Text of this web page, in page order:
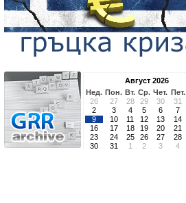
Август 2026
Нед. Пон. Вт. Ср. Чет. Пет.
26
27 28 29 30 31
2
3 4 5 6 7
9
10 11 12 13 14
16
17 18 19 20 21
23
24 25 26 27 28
30
31 1 2 3 4